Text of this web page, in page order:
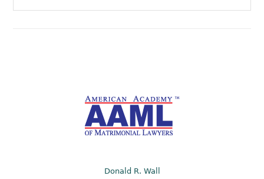
Donald R. Wall